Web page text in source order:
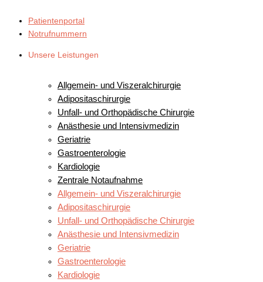
Patientenportal
Notrufnummern
Unsere Leistungen
Allgemein- und Viszeralchirurgie
Adipositaschirurgie
Unfall- und Orthopädische Chirurgie
Anästhesie und Intensivmedizin
Geriatrie
Gastroenterologie
Kardiologie
Zentrale Notaufnahme
Allgemein- und Viszeralchirurgie
Adipositaschirurgie
Unfall- und Orthopädische Chirurgie
Anästhesie und Intensivmedizin
Geriatrie
Gastroenterologie
Kardiologie